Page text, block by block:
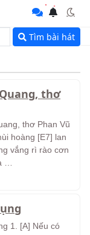
Tìm bài hát
thơ
thơ Phan Vũ
hoàng [E7] lan
vắng rì rào cơn
…
1. [A] Nếu có